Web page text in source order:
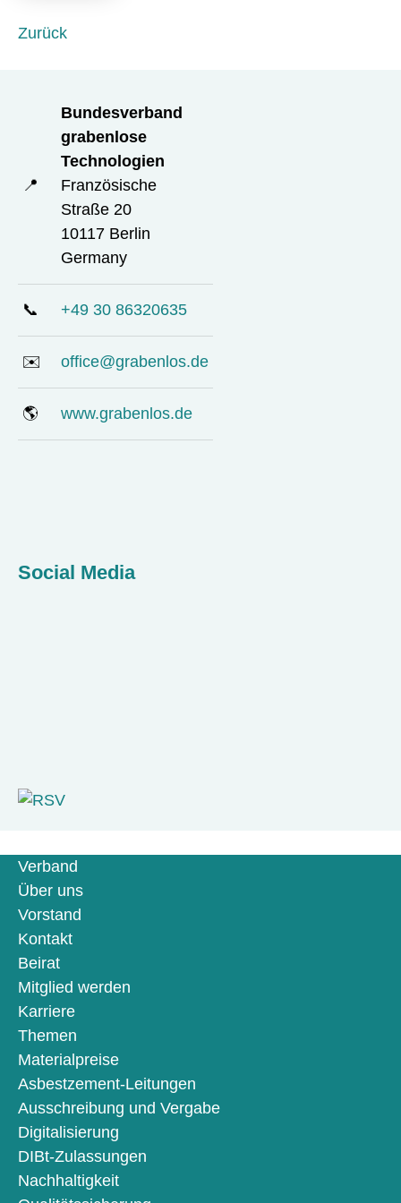
d
Zurück
📍
Bundesverband
grabenlose
Technologien
Französische
Straße 20
10117 Berlin
Germany
📞 +49 30 86320635
✉️ office@grabenlos.de
🌎 www.grabenlos.de
Social Media
Verband
Über uns
Vorstand
Kontakt
Beirat
Mitglied werden
Karriere
Themen
Materialpreise
Asbestzement-Leitungen
Ausschreibung und Vergabe
Digitalisierung
DIBt-Zulassungen
Nachhaltigkeit